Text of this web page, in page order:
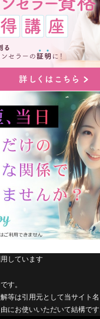
しています
す。
等は引用元として当サイト
にお使いいただいて結構です